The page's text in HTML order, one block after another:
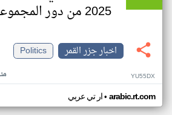
2025 من دور المجموعات
اخبار جزر القمر
Politics
منذ YU55DX
ار تي عربي• arabic.rt.com